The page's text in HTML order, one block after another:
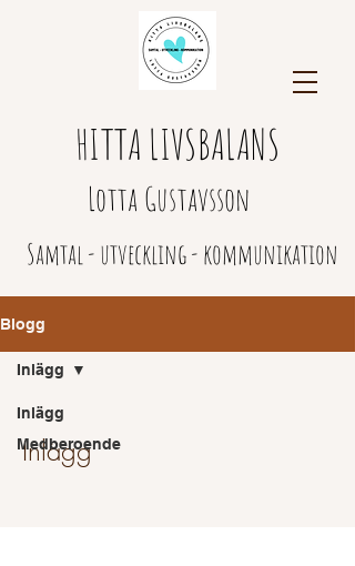
HITTA LIVSBALANS
Lotta Gustavsson
Samtal - utveckling - kommunikation
Blogg
Inlägg
Medberoende
Inlägg
Inlägg